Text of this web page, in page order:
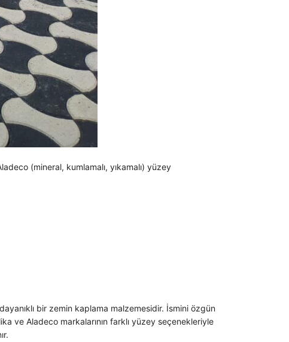
(mineral, kumlamalı, yıkamalı) yüzey
bir zemin kaplama malzemesidir. İsmini özgün
ve Aladeco markalarının farklı yüzey seçenekleriyle